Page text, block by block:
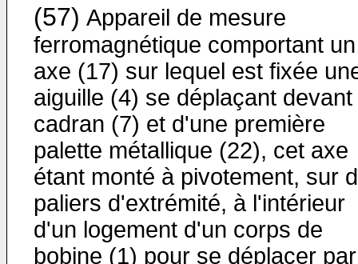
(57) Appareil de mesure
ferromagnétique compor­tant un
axe (17) sur lequel est fixée
aiguille (4) se déplaçant devant
cadran (7) et d'une première
palette métallique (22), cet axe
étant monté à pivote­ment, sur
paliers d'extrémité, à l'intérieur
d'un logement d'un corps de
bobine (1) pour se déplacer par